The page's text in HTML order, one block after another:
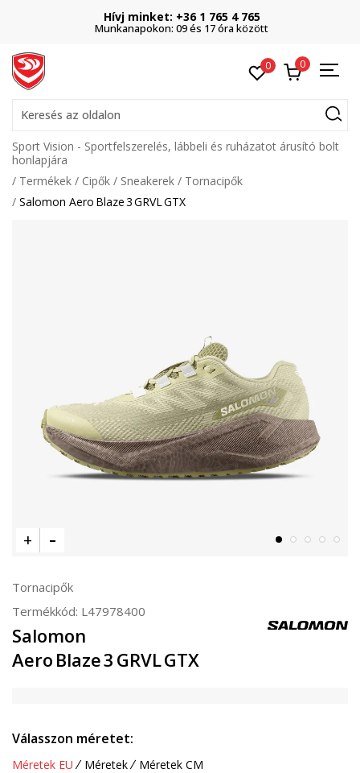
Hívj minket: +36 1 765 4 765
Munkanapokon: 09 és 17 óra között
0 0
Keresés az oldalon
Sport Vision - Sportfelszerelés, lábbeli és ruházatot árusító bolt
honlapjára
Termékek
Cipők Sneakerek
Tornacipők
Salomon Aero Blaze 3 GRVL GTX
Tornacipők
Termékkód: L47978400
Salomon
Aero Blaze 3 GRVL GTX
Válasszon méretet:
Méretek EU Méretek Méretek CM